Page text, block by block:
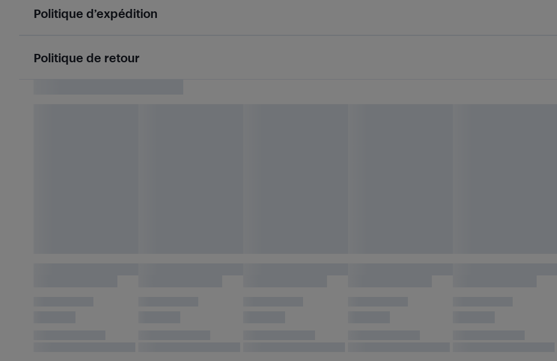
Politique d’expédition
Politique de retour